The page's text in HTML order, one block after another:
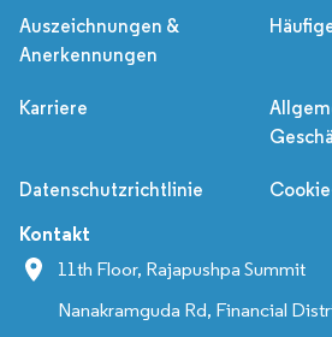
Auszeichnungen &
Anerkennungen
Karriere
Datenschutzrichtlinie
Kontakt
11th Floor, Rajapushpa Summit
Nanakramguda Rd, Financial